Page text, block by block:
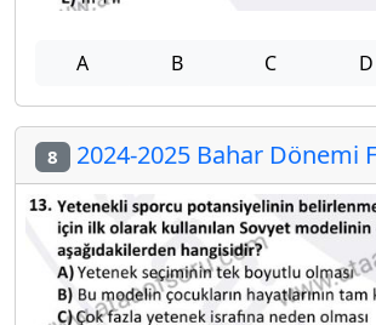
A B C D
8 2024-2025 Bahar Dönemi